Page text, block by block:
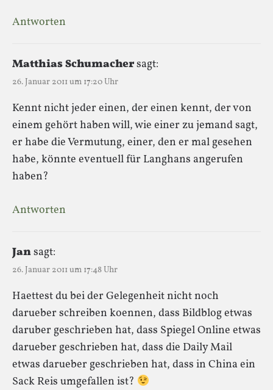
Antworten
Matthias Schumachersagt:
26. Januar 2011 um 17:20 Uhr
Kennt nicht jeder einen, der einen kennt, der von
einem gehört haben will, wie einer zu jemand sagt,
er habe die Vermutung, einer, den er mal gesehen
habe, könnte eventuell für Langhans angerufen
haben?
Antworten
Jansagt:
26. Januar 2011 um 17:48 Uhr
Haettest du bei der Gelegenheit nicht noch
darueber schreiben koennen, dass Bildblog etwas
daruber geschrieben hat, dass Spiegel Online etwas
darueber geschrieben hat, dass die Daily Mail
etwas darueber geschrieben hat, dass in China ein
Sack Reis umgefallen ist?